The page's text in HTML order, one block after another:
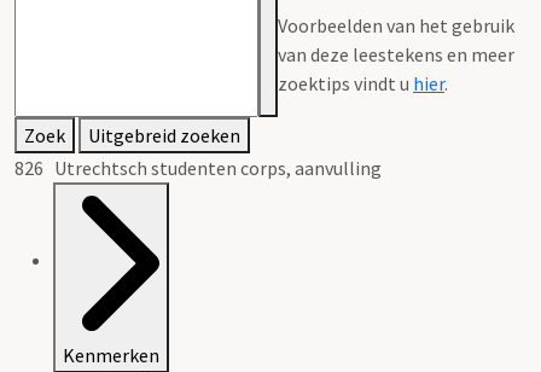
Voorbeelden van het gebruik
van deze leestekens en meer
zoektips vindt u hier.
Zoek
Uitgebreid zoeken
826 Utrechtsch studenten corps, aanvulling
Kenmerken